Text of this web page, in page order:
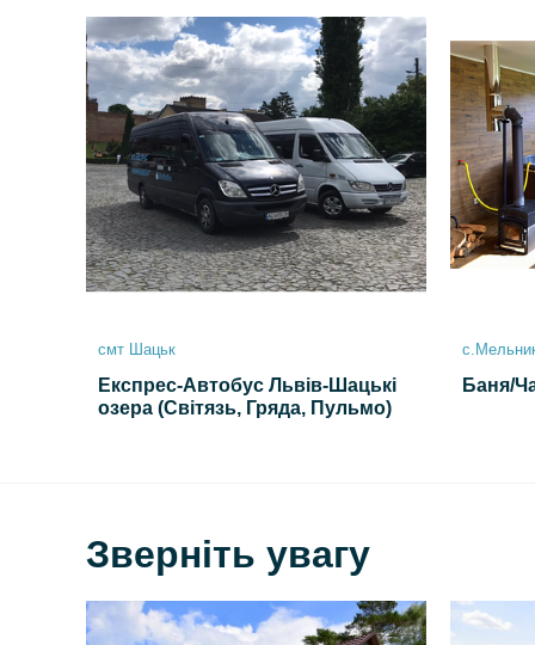
смт Шацьк
Експрес-Автобус Львів-Шацькі
озера (Світязь, Гряда, Пульмо)
Баня/
Зверніть увагу